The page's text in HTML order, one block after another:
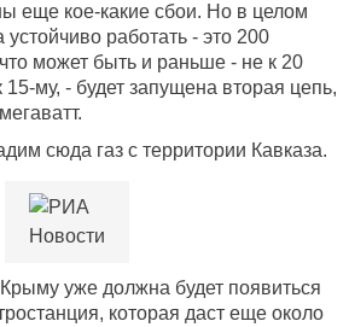
еще кое-какие сбои. Но в целом
работать - это 200
может быть и раньше - не к 20
15-му, - будет запущена вторая цепь,
сюда газ с территории Кавказа.
уже должна будет появиться
которая даст еще около